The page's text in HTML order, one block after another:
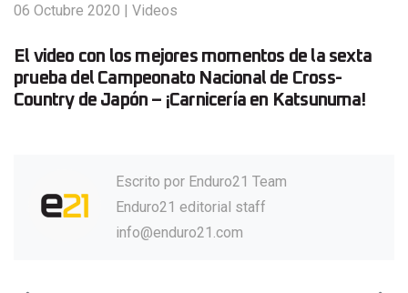
06 Octubre 2020 | Videos
El video con los mejores momentos de la sexta
prueba del Campeonato Nacional de Cross-
Country de Japón – ¡Carnicería en Katsunuma!
Escrito por Enduro21 Team
Enduro21 editorial staff
info@enduro21.com